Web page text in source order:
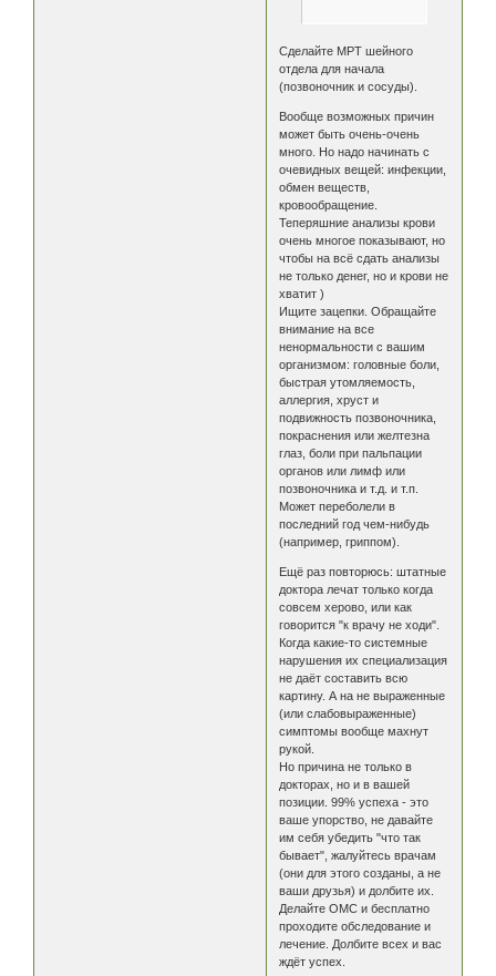
Сделайте МРТ шейного
отдела для начала
(позвоночник и сосуды).
Вообще возможных причин
может быть очень-очень
много. Но надо начинать с
очевидных вещей: инфекции,
обмен веществ,
кровообращение.
Теперяшние анализы крови
очень многое показывают, но
чтобы на всё сдать анализы
не только денег, но и крови не
хватит )
Ищите зацепки. Обращайте
внимание на все
ненормальности с вашим
организмом: головные боли,
быстрая утомляемость,
аллергия, хруст и
подвижность позвоночника,
покраснения или желтезна
глаз, боли при пальпации
органов или лимф или
позвоночника и т.д. и т.п.
Может переболели в
последний год чем-нибудь
(например, гриппом).
Ещё раз повторюсь: штатные
доктора лечат только когда
совсем херово, или как
говорится "к врачу не ходи".
Когда какие-то системные
нарушения их специализация
не даёт составить всю
картину. А на не выраженные
(или слабовыраженные)
симптомы вообще махнут
рукой.
Но причина не только в
докторах, но и в вашей
позиции. 99% успеха - это
ваше упорство, не давайте
им себя убедить "что так
бывает", жалуйтесь врачам
(они для этого созданы, а не
ваши друзья) и долбите их.
Делайте ОМС и бесплатно
проходите обследование и
лечение. Долбите всех и вас
ждёт успех.